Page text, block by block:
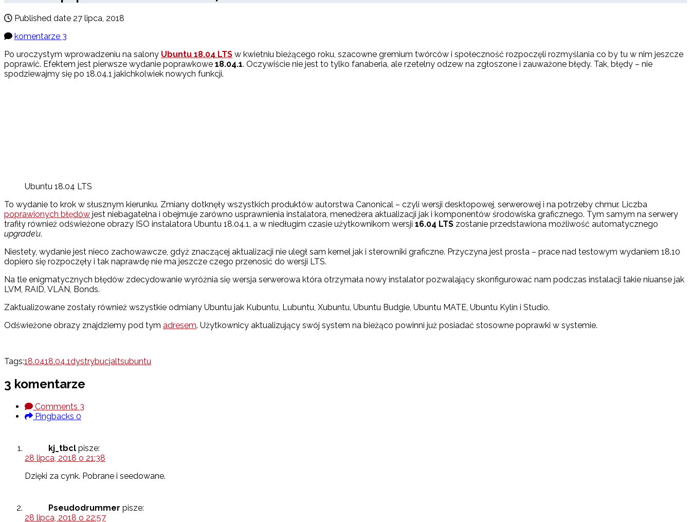
Published date 27 lipca, 2018
komentarze 3
Po uroczystym wprowadzeniu na salony Ubuntu 18.04 LTS w kwietniu bieżącego roku, szacowne gremium twórców i społeczność rozpoczęli rozmyślania co by tu w nim jeszcze
poprawić. Efektem jest pierwsze wydanie poprawkowe 18.04.1. Oczywiście nie jest to tylko fanaberia, ale rzetelny odzew na zgłoszone i zauważone błędy. Tak, błędy – nie
spodziewajmy się po 18.04.1 jakichkolwiek nowych funkcji.
Ubuntu 18.04 LTS
To wydanie to krok w słusznym kierunku. Zmiany dotknęły wszystkich produktów autorstwa Canonical – czyli wersji desktopowej, serwerowej i na potrzeby chmur. Liczba
poprawionych błędów jest niebagatelna i obejmuje zarówno usprawnienia instalatora, menedżera aktualizacji jak i komponentów środowiska graficznego. Tym samym na serwery
trafiły również odświeżone obrazy ISO instalatora Ubuntu 18.04.1, a w niedługim czasie użytkownikom wersji 16.04 LTS zostanie przedstawiona możliwość automatycznego
upgrade’u.
Niestety, wydanie jest nieco zachowawcze, gdyż znaczącej aktualizacji nie uległ sam kernel jak i sterowniki graficzne. Przyczyna jest prosta – prace nad testowym wydaniem 18.10
dopiero się rozpoczęły i tak naprawdę nie ma jeszcze czego przenosić do wersji LTS.
Na tle enigmatycznych błędów zdecydowanie wyróżnia się wersja serwerowa która otrzymała nowy instalator pozwalający skonfigurować nam podczas instalacji takie niuanse jak
LVM, RAID, VLAN, Bonds.
Zaktualizowane zostały również wszystkie odmiany Ubuntu jak Kubuntu, Lubuntu, Xubuntu, Ubuntu Budgie, Ubuntu MATE, Ubuntu Kylin i Studio.
Odświeżone obrazy znajdziemy pod tym adresem. Użytkownicy aktualizujący swój system na bieżąco powinni już posiadać stosowne poprawki w systemie.
Tags:18.0418.04.1dystrybucjaltsubuntu
3 komentarze
Comments 3
Pingbacks 0
kj_tbcl pisze:
28 lipca, 2018 o 21:38
Dzięki za cynk. Pobrane i seedowane.
Pseudodrummer pisze:
28 lipca, 2018 o 22:57